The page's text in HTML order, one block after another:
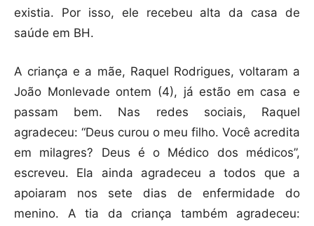
existia. Por isso, ele recebeu alta da casa de
saúde em BH.
A criança e a mãe, Raquel Rodrigues, voltaram a
João Monlevade ontem (4), já estão em casa e
passam bem. Nas redes sociais, Raquel
agradeceu: “Deus curou o meu filho. Você acredita
em milagres? Deus é o Médico dos médicos”,
escreveu. Ela ainda agradeceu a todos que a
apoiaram nos sete dias de enfermidade do
menino. A tia da criança também agradeceu: